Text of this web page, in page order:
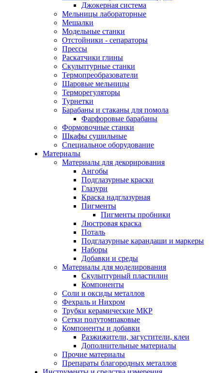
Джокерная система
Мельницы лабораторные
Мешалки
Модельные станки
Отстойники - сепараторы
Прессы
Раскатчики глины
Скульптурные станки
Термопреобразователи
Шаровые мельницы
Терморегуляторы
Турнетки
Барабаны и стаканы для помола
Фарфоровые барабаны
Формовочные станки
Шкафы сушильные
Специальное оборудование
Материалы
Материалы для декорирования
Ангобы
Подглазурные краски
Глазури
Краска надглазурная
Пигменты
Пигменты пробники
Люстровая краска
Поталь
Подглазурные карандаши и маркеры
Наборы
Добавки и среды
Материалы для моделирования
Скульптурный пластилин
Компоненты
Соли и оксиды металлов
Фехраль и Нихром
Трубки керамические МКР
Сетки полутомпаковые
Компоненты и добавки
Разжижители, загустители, клеи
Дополнительные материалы
Прочие материалы
Препараты благородных металлов